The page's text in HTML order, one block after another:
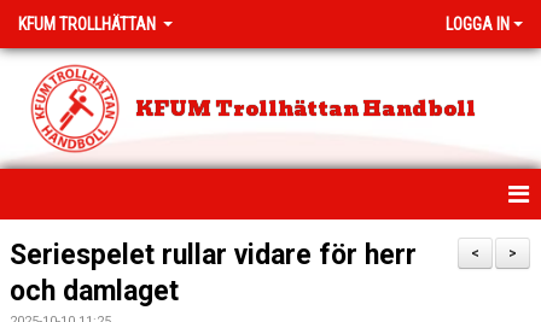
KFUM TROLLHÄTTAN LOGGA IN
KFUM Trollhättan Handboll
HEM
NYHETER
>
<
Seriespelet rullar vidare för herr
och damlaget